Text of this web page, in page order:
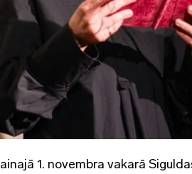
1. novembra vakarā